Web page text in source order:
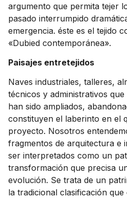
argumento que permita tejer
pasado interrumpido
emergencia. éste es el tejido
«Dubied contemporánea».
Paisajes entretejidos
Naves industriales, talleres,
técnicos y administrativos
han sido ampliados,
constituyen el laberinto en el
proyecto. Nosotros
fragmentos de arquitectura e
ser interpretados como un
transformación que precisa
evolución. Se trata de un
la tradicional clasificación